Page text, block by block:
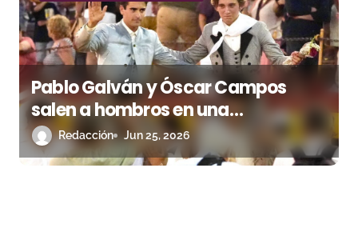
Pablo Galván y Óscar Campos
salen a hombros en una
interesante clase práctica con
nota alta para Alcurrucén en
Redacción Jun 25, 2026